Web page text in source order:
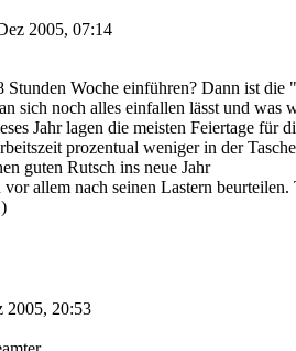
2005, 07:14
Woche einführen? Dann ist die
sich noch alles einfallen lässt und was
Jahr lagen die meisten Feiertage für
prozentual weniger in der
guten Rutsch ins neue Jahr
allem nach seinen Lastern
2005, 20:53